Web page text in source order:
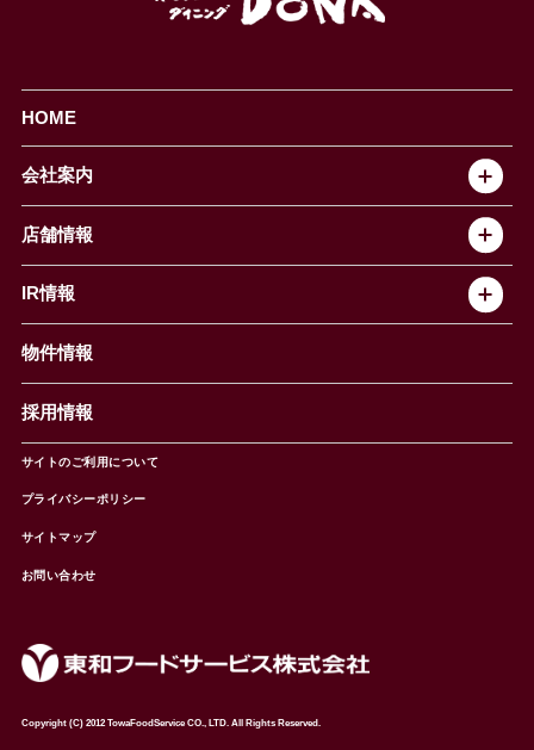
HOME
会社案内
企業情報
セントラルキッチン
NEWS
店舗情報
椿屋珈琲
イタリアンダイニングDONA
店舗検索
IR情報
IRニュース
月次報告
決算短信
株主の皆様へ
よくあるご質問 (株主優待制度)
物件情報
採用情報
サイトのご利用について
プライバシーポリシー
サイトマップ
お問い合わせ
Copyright (C) 2012 TowaFoodService CO., LTD. All Rights Reserved.